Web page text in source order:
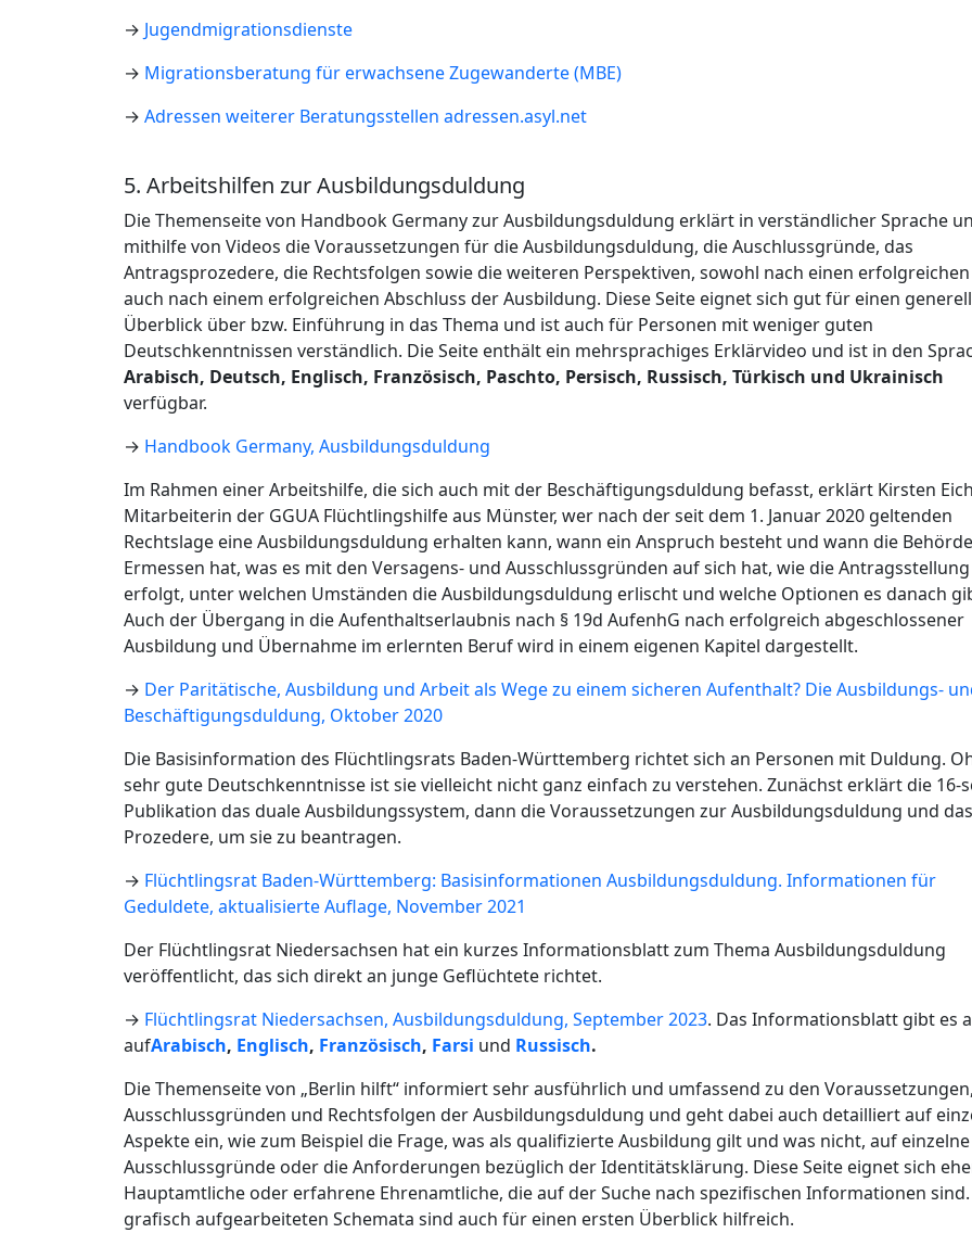
→ Jugendmigrationsdienste
→ Migrationsberatung für erwachsene Zugewanderte (MBE)
→ Adressen weiterer Beratungsstellen adressen.asyl.net
5. Arbeitshilfen zur Ausbildungsduldung
Die Themenseite von Handbook Germany zur Ausbildungsduldung erklärt in verständlicher Sprache
mithilfe von Videos die Voraussetzungen für die Ausbildungsduldung, die Auschlussgründe, das
Antragsprozedere, die Rechtsfolgen sowie die weiteren Perspektiven, sowohl nach einen erfolgreichen
auch nach einem erfolgreichen Abschluss der Ausbildung. Diese Seite eignet sich gut für einen
Überblick über bzw. Einführung in das Thema und ist auch für Personen mit weniger guten
Deutschkenntnissen verständlich. Die Seite enthält ein mehrsprachiges Erklärvideo und ist in den
Arabisch, Deutsch, Englisch, Französisch, Paschto, Persisch, Russisch, Türkisch und Ukrainisch
verfügbar.
→ Handbook Germany, Ausbildungsduldung
Im Rahmen einer Arbeitshilfe, die sich auch mit der Beschäftigungsduldung befasst, erklärt Kirsten
Mitarbeiterin der GGUA Flüchtlingshilfe aus Münster, wer nach der seit dem 1. Januar 2020 geltenden
Rechtslage eine Ausbildungsduldung erhalten kann, wann ein Anspruch besteht und wann die
Ermessen hat, was es mit den Versagens- und Ausschlussgründen auf sich hat, wie die Antragsstellung
erfolgt, unter welchen Umständen die Ausbildungsduldung erlischt und welche Optionen es danach
Auch der Übergang in die Aufenthaltserlaubnis nach § 19d AufenhG nach erfolgreich abgeschlossener
Ausbildung und Übernahme im erlernten Beruf wird in einem eigenen Kapitel dargestellt.
→ Der Paritätische, Ausbildung und Arbeit als Wege zu einem sicheren Aufenthalt? Die Ausbildungs-
Beschäftigungsduldung, Oktober 2020
Die Basisinformation des Flüchtlingsrats Baden-Württemberg richtet sich an Personen mit Duldung.
sehr gute Deutschkenntnisse ist sie vielleicht nicht ganz einfach zu verstehen. Zunächst erklärt die 16-
Publikation das duale Ausbildungssystem, dann die Voraussetzungen zur Ausbildungsduldung und das
Prozedere, um sie zu beantragen.
→ Flüchtlingsrat Baden-Württemberg: Basisinformationen Ausbildungsduldung. Informationen für
Geduldete, aktualisierte Auflage, November 2021
Der Flüchtlingsrat Niedersachsen hat ein kurzes Informationsblatt zum Thema Ausbildungsduldung
veröffentlicht, das sich direkt an junge Geflüchtete richtet.
→ Flüchtlingsrat Niedersachsen, Ausbildungsduldung, September 2023. Das Informationsblatt gibt es
aufArabisch, Englisch, Französisch, Farsi und Russisch.
Die Themenseite von „Berlin hilft“ informiert sehr ausführlich und umfassend zu den Voraussetzungen,
Ausschlussgründen und Rechtsfolgen der Ausbildungsduldung und geht dabei auch detailliert auf
Aspekte ein, wie zum Beispiel die Frage, was als qualifizierte Ausbildung gilt und was nicht, auf einzelne
Ausschlussgründe oder die Anforderungen bezüglich der Identitätsklärung. Diese Seite eignet sich
Hauptamtliche oder erfahrene Ehrenamtliche, die auf der Suche nach spezifischen Informationen
grafisch aufgearbeiteten Schemata sind auch für einen ersten Überblick hilfreich.